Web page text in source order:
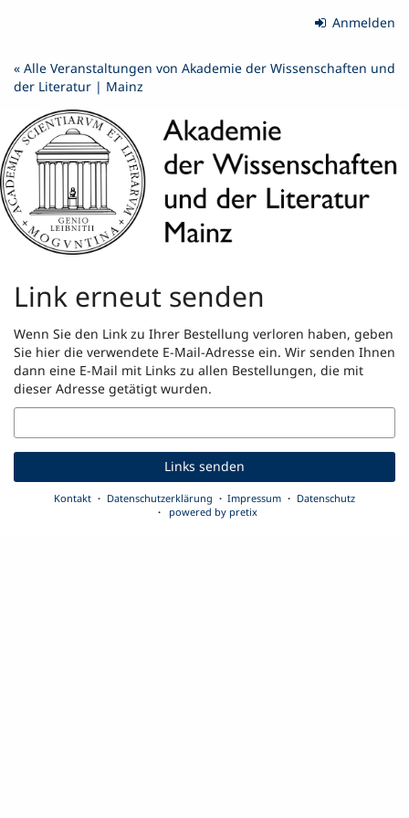
springen
Anmelden
« Alle Veranstaltungen von Akademie der Wissenschaften und
der Literatur | Mainz
Link erneut senden
Wenn Sie den Link zu Ihrer Bestellung verloren haben, geben
Sie hier die verwendete E-Mail-Adresse ein. Wir senden Ihnen
dann eine E-Mail mit Links zu allen Bestellungen, die mit
dieser Adresse getätigt wurden.
E-
Mail
Links senden
Kontakt Datenschutzerklärung Impressum
Datenschutz
powered by pretix